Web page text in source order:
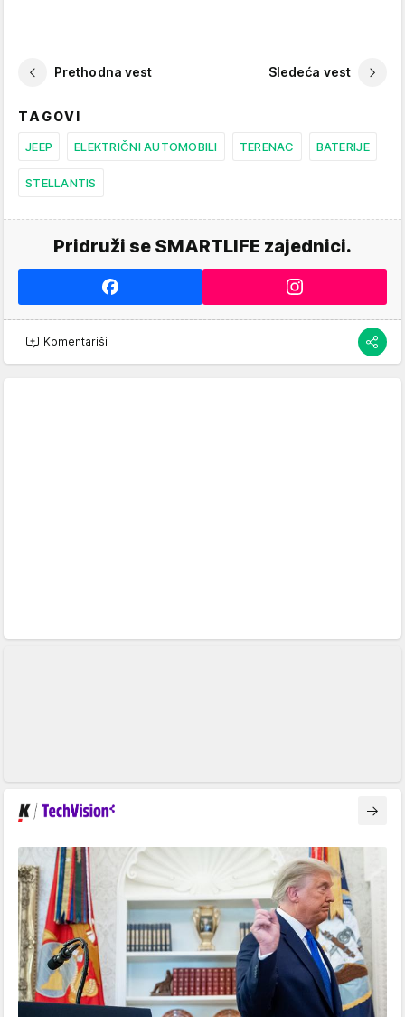
Prethodna vest Sledeća vest
TAGOVI
JEEP ELEKTRIČNI AUTOMOBILI TERENAC BATERIJE
STELLANTIS
Pridruži se SMARTLIFE zajednici.
Komentariši